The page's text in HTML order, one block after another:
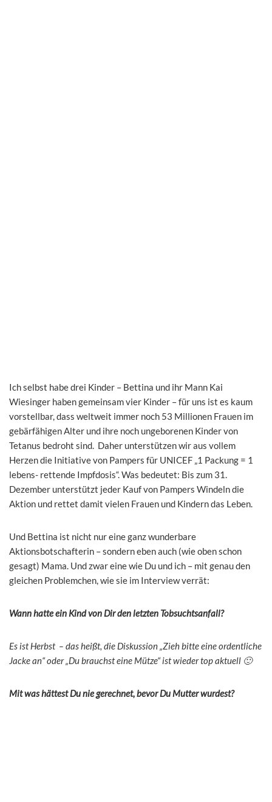
Ich selbst habe drei Kinder – Bettina und ihr Mann Kai
Wiesinger haben gemeinsam vier Kinder – für uns ist es kaum
vorstellbar, dass weltweit immer noch 53 Millionen Frauen im
gebärfähigen Alter und ihre noch ungeborenen Kinder von
Tetanus bedroht sind. Daher unterstützen wir aus vollem
Herzen die Initiative von Pampers für UNICEF „1 Packung = 1
lebens- rettende Impfdosis“. Was bedeutet: Bis zum 31.
Dezember unterstützt jeder Kauf von Pampers Windeln die
Aktion und rettet damit vielen Frauen und Kindern das Leben.
Und Bettina ist nicht nur eine ganz wunderbare
Aktionsbotschafterin – sondern eben auch (wie oben schon
gesagt) Mama. Und zwar eine wie Du und ich – mit genau den
gleichen Problemchen, wie sie im Interview verrät:
Wann hatte ein Kind von Dir den letzten Tobsuchtsanfall?
Es ist Herbst – das heißt, die Diskussion „Zieh bitte eine ordentliche
Jacke an“ oder „Du brauchst eine Mütze“ ist wieder top aktuell 🙂
Mit was hättest Du nie gerechnet, bevor Du Mutter wurdest?